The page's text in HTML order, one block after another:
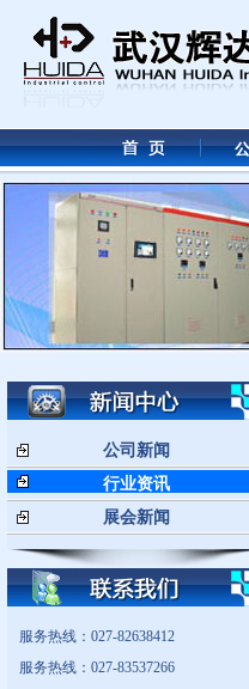
公司新闻
行业资讯
展会新闻
服务热线：027-82638412
服务热线：027-83537266